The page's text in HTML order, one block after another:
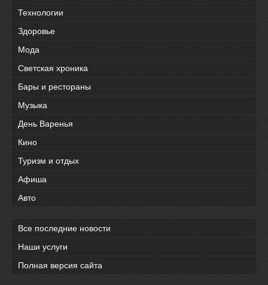
Технологии
Здоровье
Мода
Светская хроника
Бары и рестораны
Музыка
День Варенья
Кино
Туризм и отдых
Афиша
Авто
Все последние новости
Наши услуги
Полная версия сайта